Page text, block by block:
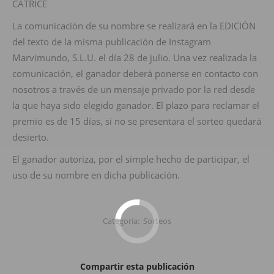
CATRICE
La comunicación de su nombre se realizará en la EDICIÓN
del texto de la misma publicación de Instagram
Marvimundo, S.L.U. el día 28 de julio. Una vez realizada la
comunicación, el ganador deberá ponerse en contacto con
nosotros a través de un mensaje privado por la red desde
la que haya sido elegido ganador. El plazo para reclamar el
premio es de 15 días, si no se presentara el sorteo quedará
desierto.
El ganador autoriza, por el simple hecho de participar, el
uso de su nombre en dicha publicación.
Categoría: Sorteos
Compartir esta publicación